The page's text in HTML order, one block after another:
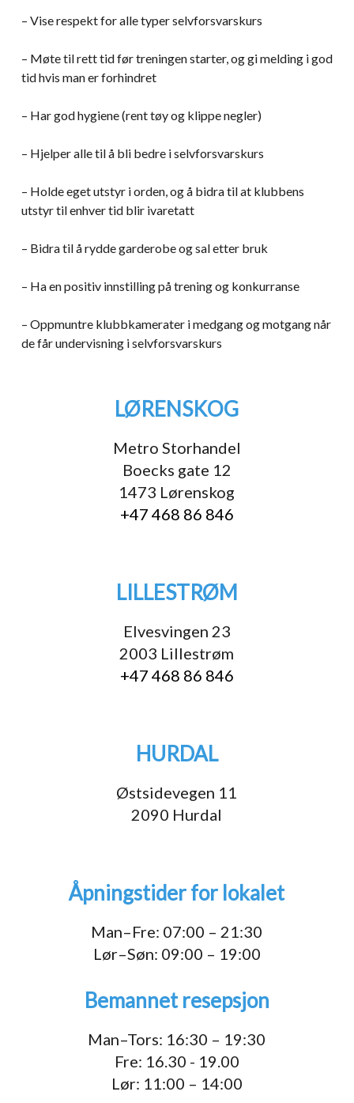
– Vise respekt for alle typer selvforsvarskurs
– Møte til rett tid før treningen starter, og gi melding i god
tid hvis man er forhindret
– Har god hygiene (rent tøy og klippe negler)
– Hjelper alle til å bli bedre i selvforsvarskurs
– Holde eget utstyr i orden, og å bidra til at klubbens
utstyr til enhver tid blir ivaretatt
– Bidra til å rydde garderobe og sal etter bruk
– Ha en positiv innstilling på trening og konkurranse
– Oppmuntre klubbkamerater i medgang og motgang når
de får undervisning i selvforsvarskurs
LØRENSKOG
Metro Storhandel
Boecks gate 12
1473 Lørenskog
+47 468 86 846
LILLESTRØM
Elvesvingen 23
2003 Lillestrøm
+47 468 86 846
HURDAL
Østsidevegen 11
2090 Hurdal
Åpningstider for lokalet
Man–Fre: 07:00 – 21:30
Lør–Søn: 09:00 – 19:00
Bemannet resepsjon
Man–Tors: 16:30 – 19:30
Fre: 16.30 - 19.00
Lør: 11:00 – 14:00